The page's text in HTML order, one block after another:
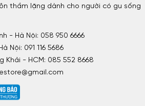
nữ
nữ
unisex
Veneta
thầm lặng dành cho người có gu sống
- Hà Nội: 058 950 6666
Nội: 091 116 5686
Khải - HCM: 085 552 8668